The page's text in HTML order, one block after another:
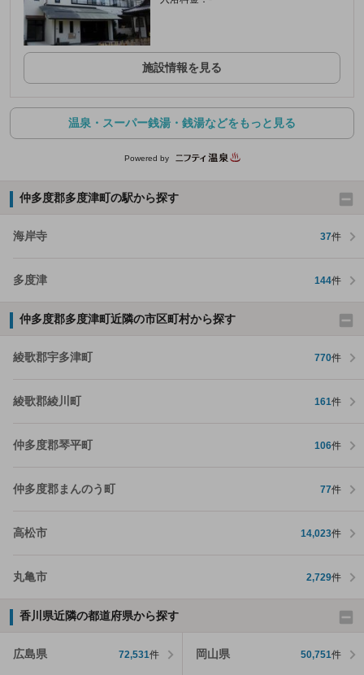
施設情報を見る
温泉・スーパー銭湯・銭湯などをもっと見る
Powered by
仲多度郡多度津町の駅から探す
海岸寺 37件
多度津 144件
仲多度郡多度津町近隣の市区町村から探す
綾歌郡宇多津町 770件
綾歌郡綾川町 161件
仲多度郡琴平町 106件
仲多度郡まんのう町 77件
高松市 14,023件
丸亀市 2,729件
香川県近隣の都道府県から探す
広島県 72,531件 岡山県 50,751件